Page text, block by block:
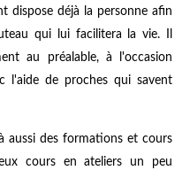
dispose déjà la personne afin
qui lui facilitera la vie. Il
au préalable, à l'occasion
l'aide de proches qui savent
aussi des formations et cours
cours en ateliers un peu